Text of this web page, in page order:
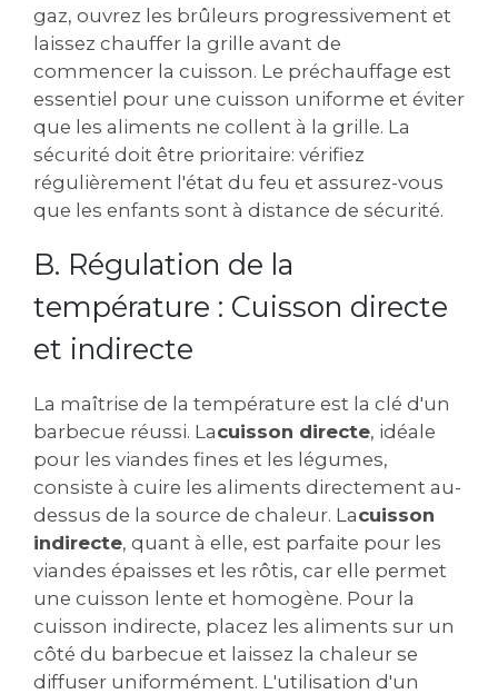
gaz, ouvrez les brûleurs progressivement et
laissez chauffer la grille avant de
commencer la cuisson. Le préchauffage est
essentiel pour une cuisson uniforme et éviter
que les aliments ne collent à la grille. La
sécurité doit être prioritaire: vérifiez
régulièrement l'état du feu et assurez-vous
que les enfants sont à distance de sécurité.
B. Régulation de la
température : Cuisson directe
et indirecte
La maîtrise de la température est la clé d'un
barbecue réussi. Lacuisson directe, idéale
pour les viandes fines et les légumes,
consiste à cuire les aliments directement au-
dessus de la source de chaleur. Lacuisson
indirecte, quant à elle, est parfaite pour les
viandes épaisses et les rôtis, car elle permet
une cuisson lente et homogène. Pour la
cuisson indirecte, placez les aliments sur un
côté du barbecue et laissez la chaleur se
diffuser uniformément. L'utilisation d'un